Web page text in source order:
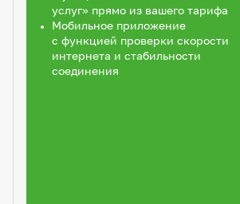
услуг» прямо из вашего тарифа
Мобильное приложение
с функцией проверки скорости
интернета и стабильности
соединения